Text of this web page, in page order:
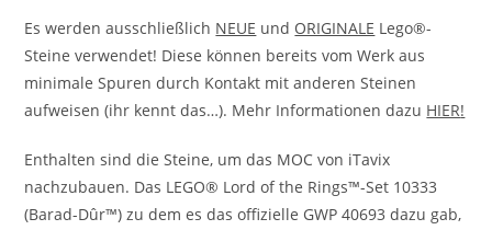
Es werden ausschließlich NEUE und ORIGINALE Lego®-
Steine verwendet! Diese können bereits vom Werk aus
minimale Spuren durch Kontakt mit anderen Steinen
aufweisen (ihr kennt das…). Mehr Informationen dazu HIER!
Enthalten sind die Steine, um das MOC von iTavix
nachzubauen. Das LEGO® Lord of the Rings™-Set 10333
(Barad-Dûr™) zu dem es das offizielle GWP 40693 dazu gab,